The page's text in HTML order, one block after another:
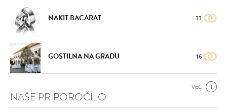
NAKIT BACARAT 33
GOSTILNA NA GRADU 16
VEČ
NAŠE PRIPOROČILO